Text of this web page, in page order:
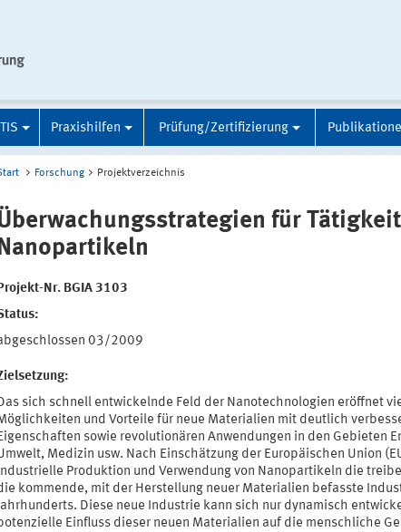
Praxishilfen Prüfung/Zertifizierung
Forschung Projektverzeichnis
für
Nanopartikeln
Nr. BGIA 3103
03/2009
sich schnell entwickelnde Feld der Nanotechnologien eröffnet
und Vorteile für neue Materialien mit deutlich
sowie revolutionären Anwendungen in den Gebieten
Medizin usw. Nach Einschätzung der Europäischen Union
Produktion und Verwendung von Nanopartikeln die
kommende, mit der Herstellung neuer Materialien befasste
Diese neue Industrie kann sich nur dynamisch
Einfluss dieser neuen Materialien auf die menschliche